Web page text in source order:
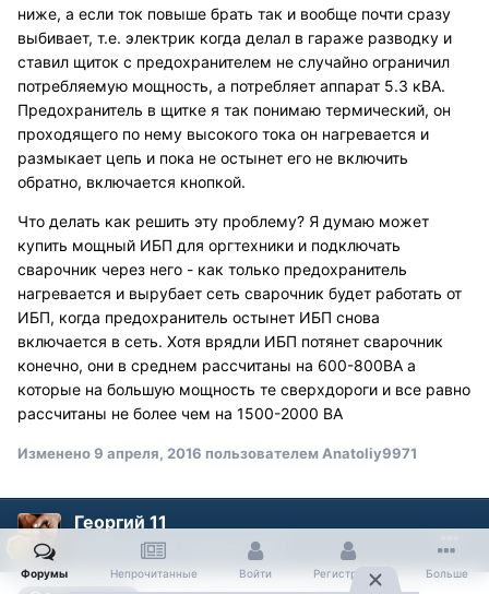
ниже, а если ток повыше брать так и вообще почти сразу
выбивает, т.е. электрик когда делал в гараже разводку и
ставил щиток с предохранителем не случайно ограничил
потребляемую мощность, а потребляет аппарат 5.3 кВА.
Предохранитель в щитке я так понимаю термический, он
проходящего по нему высокого тока он нагревается и
размыкает цепь и пока не остынет его не включить
обратно, включается кнопкой.
Что делать как решить эту проблему? Я думаю может
купить мощный ИБП для оргтехники и подключать
сварочник через него - как только предохранитель
нагревается и вырубает сеть сварочник будет работать от
ИБП, когда предохранитель остынет ИБП снова
включается в сеть. Хотя врядли ИБП потянет сварочник
конечно, они в среднем рассчитаны на 600-800ВА а
которые на большую мощность те сверхдороги и все равно
рассчитаны не более чем на 1500-2000 ВА
Изменено9 апреля, 2016 пользователем Anatoliy9971
Георгий 11
Опубликовано 9 апреля, 2016
Форумы Непрочитанные Войти Регистрация Больше